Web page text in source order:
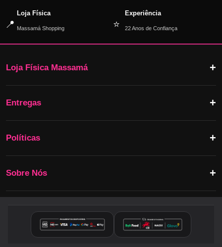
📍
Loja Física
Massamá Shopping ⭐
Experiência
22 Anos de Confiança
Loja Física Massamá
Entregas
Políticas
Sobre Nós